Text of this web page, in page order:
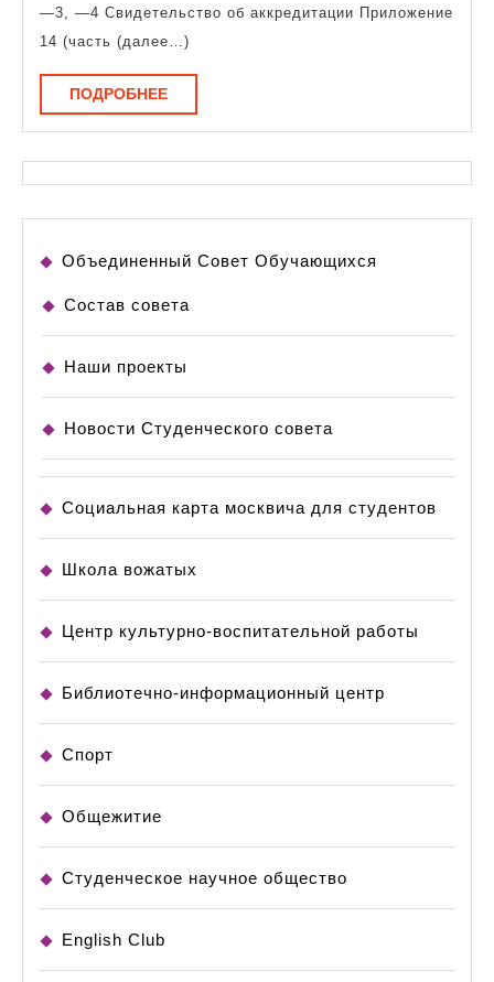
—3, —4 Свидетельство об аккредитации Приложение
14 (часть (далее…)
ПОДРОБНЕЕПОДРОБНЕЕ
Объединенный Совет Обучающихся
Состав совета
Наши проекты
Новости Студенческого совета
Социальная карта москвича для студентов
Школа вожатых
Центр культурно-воспитательной работы
Библиотечно-информационный центр
Спорт
Общежитие
Студенческое научное общество
English Club